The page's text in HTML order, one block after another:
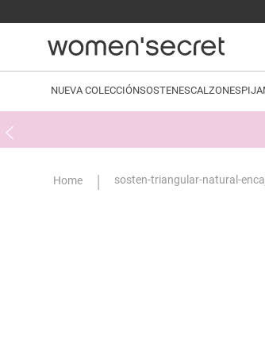
NUEVA COLECCIÓNSOSTENESCALZONES
sosten-triangular-natural-